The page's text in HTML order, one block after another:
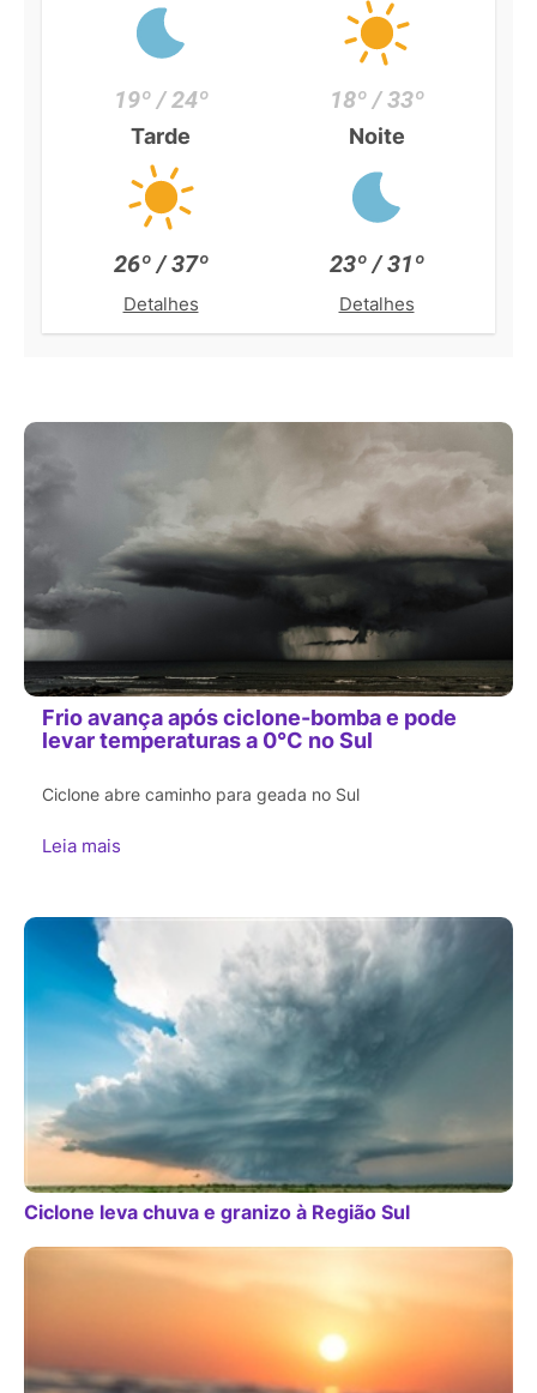
19º / 24º 18º / 33º
Tarde
26º / 37º
Detalhes
Noite
23º / 31º
Detalhes
Frio avança após ciclone-bomba e pode
levar temperaturas a 0°C no Sul
Ciclone abre caminho para geada no Sul
Leia mais
Ciclone leva chuva e granizo à Região Sul